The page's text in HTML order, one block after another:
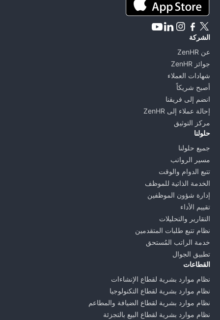
الشركة
عن ZenHR
جوائز ZenHR
شهادات العملاء
أصبح شريكاً
انضم إلى فريقنا
إحالة عملاء إلى ZenHR
مركز التوثيق
حلولنا
جميع حلولنا
مسير الرواتب
تتبع الدوام والوقت
الخدمة الذاتية للموظف
إدارة شؤون الموظفين
تقييم الأداء
التقارير والتحليلات
نظام تتبع طلبات المتقدمين
خدمة الراتب المُستحق
تطبيق الجوال
القطاعات
نظام موارد بشرية لقطاع الإنشاءات
نظام موارد بشرية لقطاع التكنولوجيا
نظام موارد بشرية لقطاع الضيافة والمطاعم
نظام موارد بشرية لقطاع البيع بالتجزئة